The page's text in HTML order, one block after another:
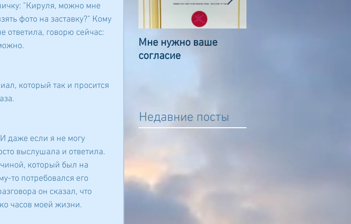
"Кируля, можно мне
фото на заставку?" Кому
ответила, говорю сейчас:
который так и просится
даже если я не могу
выслушала и ответила.
который был на
то потребовался его
он сказал, что
часов моей жизни.
Мне нужно ваше
согласие
Недавние посты